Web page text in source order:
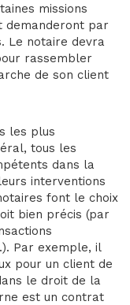
missions
demanderont par
Le notaire devra
rassembler
de son client
les plus
tous les
dans la
interventions
font le choix
bien précis (par
Par exemple, il
pour un client de
le droit de la
est un contrat